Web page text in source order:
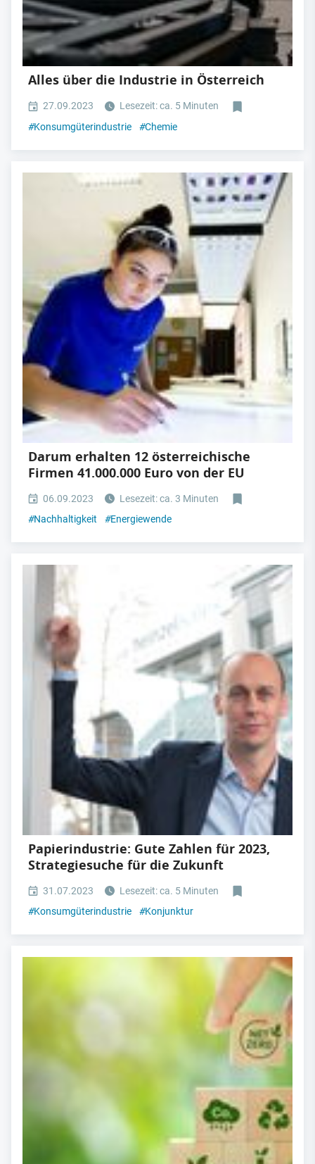
Alles über die Industrie in Österreich
27.09.2023
Lesezeit: ca. 5 Minuten
#Konsumgüterindustrie #Chemie
Darum erhalten 12 österreichische
Firmen 41.000.000 Euro von der EU
06.09.2023
Lesezeit: ca. 3 Minuten
#Nachhaltigkeit #Energiewende
Papierindustrie: Gute Zahlen für 2023,
Strategiesuche für die Zukunft
31.07.2023
Lesezeit: ca. 5 Minuten
#Konsumgüterindustrie #Konjunktur